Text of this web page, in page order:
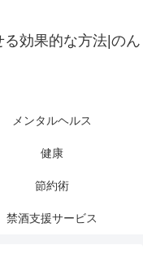
効果的な方法|のん
メンタルヘルス
健康
節約術
禁酒支援サービス